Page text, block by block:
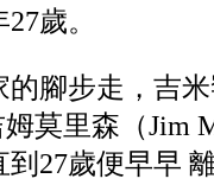
歲。
腳步走，吉
姆莫里森（
27歲便早早